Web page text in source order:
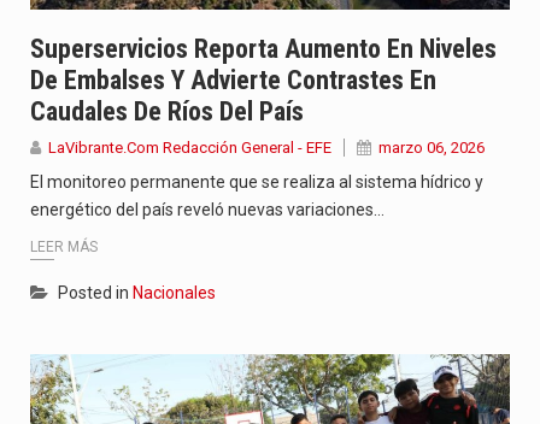
Superservicios Reporta Aumento En Niveles
De Embalses Y Advierte Contrastes En
Caudales De Ríos Del País
LaVibrante.Com Redacción General - EFE marzo 06, 2026
El monitoreo permanente que se realiza al sistema hídrico y
energético del país reveló nuevas variaciones…
LEER MÁS
Posted in Nacionales